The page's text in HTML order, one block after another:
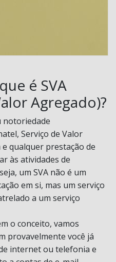
é SVA
Agregado)?
notoriedade
Serviço de Valor
qualquer prestação de
às atividades de
um SVA não é um
em si, mas um serviço
a um serviço
o conceito, vamos
provavelmente você já
internet ou telefonia e